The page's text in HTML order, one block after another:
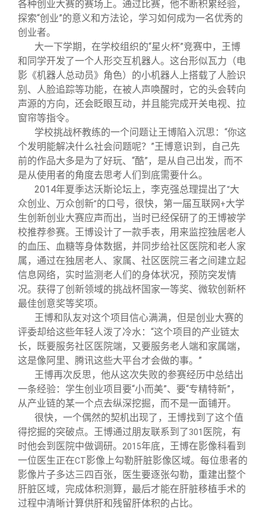
各种创业大赛的赛场上。通过比赛，他不断积累经验，
探索“创业”的意义和方法论，学习如何成为一名优秀的
创业者。
大一下学期，在学校组织的“星火杯”竞赛中，王博
和同学开发了一个人形交互机器人。这台形似瓦力（电
影《机器人总动员》角色）的小机器人上搭载了人脸识
别、人脸追踪等功能，在被人声唤醒时，它的头会转向
声源的方向，还会眨眼互动，并且能完成开关电视、拉
窗帘等指令。
学校挑战杯教练的一个问题让王博陷入沉思：“你这
个发明能解决什么社会问题呢？”王博意识到，自己先
前的作品大多是为了好玩、“酷”，是从自己出发，而不
是从使用者的角度去思考人们到底需要什么。
2014年夏季达沃斯论坛上，李克强总理提出了“大
众创业、万众创新”的口号，很快，第一届互联网 +大学
生创新创业大赛应声而出，当时已经保研了的王博被学
校推荐参赛。王博设计了一款手表，用来监控独居老人
的血压、血糖等身体数据，并同步给社区医院和老人家
属，通过在独居老人、家属、社区医院三者之间建立起
信息网络，实时监测老人们的身体状况，预防突发情
况。获得了创新领域的挑战杯国家一等奖、微软创新杯
最佳创意奖等奖项。
王博和队友对这个项目信心满满，但是创业大赛的
评委却给这些年轻人泼了冷水：“这个项目的产业链太
长，既要服务社区医院端，又要服务老人端和家属端，
这是像阿里、腾讯这些大平台才会做的事。”
王博再次反思，他从这次失败的参赛经历中总结出
一条经验：学生创业项目要“小而美”、要“专精特新”，
从产业链的某一个点去纵深挖掘，而不是一面铺开。
很快，一个偶然的契机出现了，王博找到了这个值
得挖掘的突破点。王博通过朋友联系到了301 医院，有
时他会到医院中做调研。 2015年底，王博在影像科看到
一位医生正在CT影像上勾勒肝脏影像区域。每位患者的
影像片子多达三四百张，医生要逐张勾勒，重建出整个
肝脏区域，完成体积测算，最后才能在肝脏移植手术的
过程中清晰计算供肝和残留肝体积的占比。